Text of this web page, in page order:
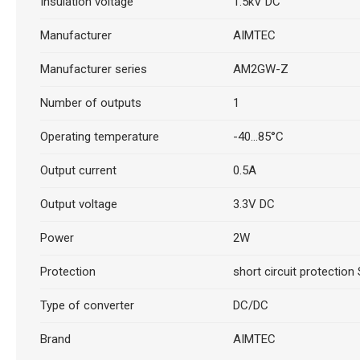
Manufacturer AIMTEC
Manufacturer series AM2GW-Z
Number of outputs 1
Operating temperature -40...85°C
Output current 0.5A
Output voltage 3.3V DC
Power 2W
Protection short circuit protection
Type of converter DC/DC
Brand AIMTEC